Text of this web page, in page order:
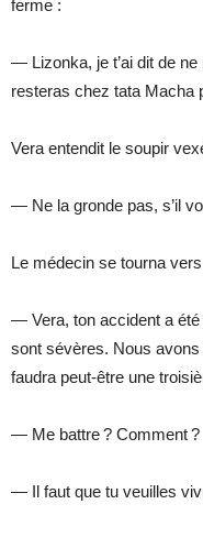
ferme :
— Lizonka, je t’ai dit de
resteras chez tata Macha
Vera entendit le soupir
— Ne la gronde pas, s’il
Le médecin se tourna
— Vera, ton accident a
sont sévères. Nous
faudra peut-être une
— Me battre ? Comment ?
— Il faut que tu veuilles